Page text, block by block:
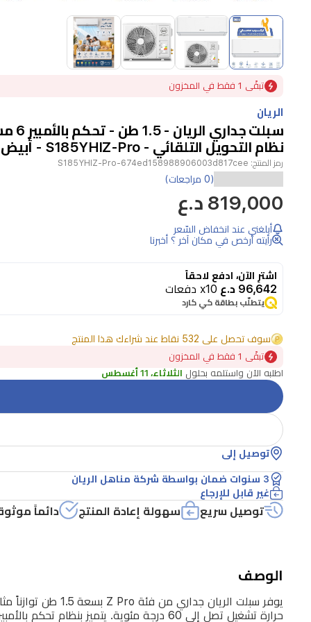
Item
of
4
4
تبقًى 1 فقط في المخزون
الريان
سبلت
نظام التحويل التلقائي - S185YHIZ-Pro - أبيض
رمز المنتج: S185YHIZ-Pro-674ed158988906003d817cee
سبلت
الريان
جداري
فئة
Pro
1.5
طن
توازناً
مثالياً
بين
قوة
وكفاءة
استهلاك
هذا
خصيصاً
(0 مراجعات)
819,000 د.ع
أبلغني عند انخفاض السّعر
رأيته أرخص في مكان آخر ؟ أخبرنا
اشترِ الآن، ادفع لاحقاً
96,642 د.ع x10 دفعات
يتطلّب بطاقة كي كارد
سوف تحصل على 532 نقاط عند شراءك هذا المنتج
تبقًى 1 فقط في المخزون
اطلبه الآن واستلمه بحلول الثلاثاء، 11 أغسطس
توصيل إلى
3 سنوات ضمان بواسطة شركة مناهل الريان
غير قابل للإرجاع
توصيل سريع سهولة إعادة المنتج دائماً
الوصف